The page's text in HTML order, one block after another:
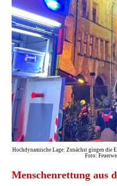
Hochdynamische Lage: Zunächst gingen die
Foto:
Menschenrettung aus